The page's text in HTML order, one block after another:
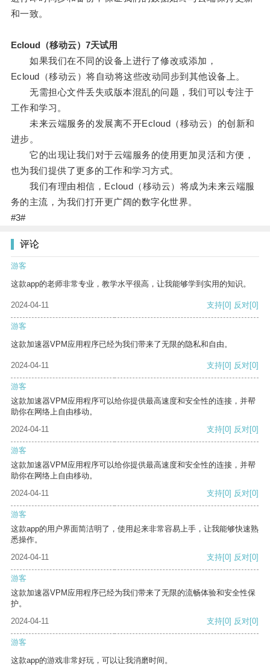
和一致。
Ecloud（移动云）7天试用
如果我们在不同的设备上进行了修改或添加，
Ecloud（移动云）将自动将这些改动同步到其他设备上。
无需担心文件丢失或版本混乱的问题，我们可以专注于
工作和学习。
未来云端服务的发展离不开Ecloud（移动云）的创新和
进步。
它的出现让我们对于云端服务的使用更加灵活和方便，
也为我们提供了更多的工作和学习方式。
我们有理由相信，Ecloud（移动云）将成为未来云端服
务的主流，为我们打开更广阔的数字化世界。
#3#
评论
游客
这款app的老师非常专业，教学水平很高，让我能够学到实用的知识。
2024-04-11 支持[0] 反对[0]
游客
这款加速器VPM应用程序已经为我们带来了无限的隐私和自由。
2024-04-11 支持[0] 反对[0]
游客
这款加速器VPM应用程序可以给你提供最高速度和安全性的连接，并帮
助你在网络上自由移动。
2024-04-11
支持[0] 反对[0]
游客
这款加速器VPM应用程序可以给你提供最高速度和安全性的连接，并帮
助你在网络上自由移动。
2024-04-11
支持[0] 反对[0]
游客
这款app的用户界面简洁明了，使用起来非常容易上手，让我能够快速熟
悉操作。
2024-04-11
支持[0] 反对[0]
游客
这款加速器VPM应用程序已经为我们带来了无限的流畅体验和安全性保
护。
2024-04-11
支持[0] 反对[0]
游客
这款app的游戏非常好玩，可以让我消磨时间。